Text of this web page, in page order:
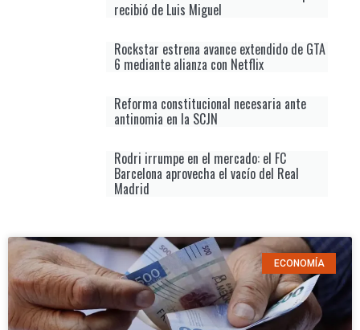
recibió de Luis Miguel
Rockstar estrena avance extendido de GTA
6 mediante alianza con Netflix
Reforma constitucional necesaria ante
antinomia en la SCJN
Rodri irrumpe en el mercado: el FC
Barcelona aprovecha el vacío del Real
Madrid
ECONOMÍA